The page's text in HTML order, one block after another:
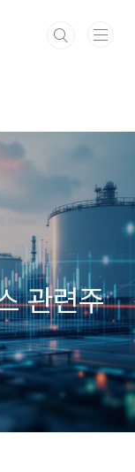
관련주